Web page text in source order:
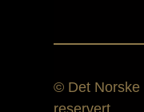
© Det Norske
reservert.